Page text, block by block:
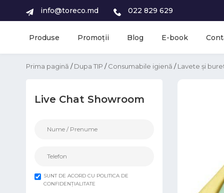
info@toreco.md 022 829 629
Produse Promoții Blog E-book
Prima pagină /Dupa TIP /Consumabile igienă /Lavete și
Live Chat Showroom
SUNT DE ACORD CU POLITICA DE
CONFIDENȚIALITATE